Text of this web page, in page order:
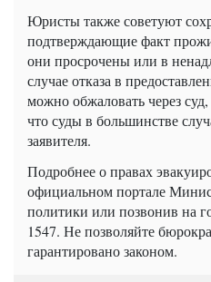
Юристы также советуют
подтверждающие факт
они просрочены или в
случае отказа в
можно обжаловать через
что суды в большинстве
заявителя.
Подробнее о правах
официальном портале
политики или позвонив на
1547. Не позволяйте
гарантировано законом.